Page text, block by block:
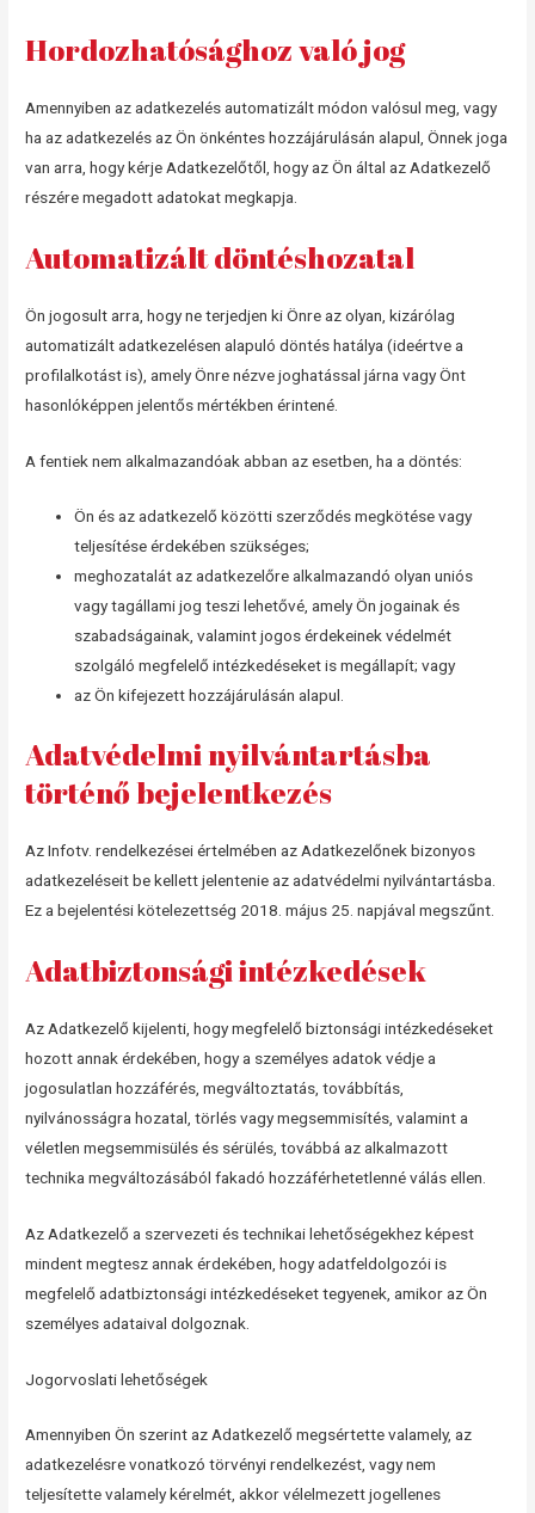
Hordozhatósághoz való jog
Amennyiben az adatkezelés automatizált módon valósul meg, vagy
ha az adatkezelés az Ön önkéntes hozzájárulásán alapul, Önnek joga
van arra, hogy kérje Adatkezelőtől, hogy az Ön által az Adatkezelő
részére megadott adatokat megkapja.
Automatizált döntéshozatal
Ön jogosult arra, hogy ne terjedjen ki Önre az olyan, kizárólag
automatizált adatkezelésen alapuló döntés hatálya (ideértve a
profilalkotást is), amely Önre nézve joghatással járna vagy Önt
hasonlóképpen jelentős mértékben érintené.
A fentiek nem alkalmazandóak abban az esetben, ha a döntés:
Ön és az adatkezelő közötti szerződés megkötése vagy
teljesítése érdekében szükséges;
meghozatalát az adatkezelőre alkalmazandó olyan uniós
vagy tagállami jog teszi lehetővé, amely Ön jogainak és
szabadságainak, valamint jogos érdekeinek védelmét
szolgáló megfelelő intézkedéseket is megállapít; vagy
az Ön kifejezett hozzájárulásán alapul.
Adatvédelmi nyilvántartásba
történő bejelentkezés
Az Infotv. rendelkezései értelmében az Adatkezelőnek bizonyos
adatkezeléseit be kellett jelentenie az adatvédelmi nyilvántartásba.
Ez a bejelentési kötelezettség 2018. május 25. napjával megszűnt.
Adatbiztonsági intézkedések
Az Adatkezelő kijelenti, hogy megfelelő biztonsági intézkedéseket
hozott annak érdekében, hogy a személyes adatok védje a
jogosulatlan hozzáférés, megváltoztatás, továbbítás,
nyilvánosságra hozatal, törlés vagy megsemmisítés, valamint a
véletlen megsemmisülés és sérülés, továbbá az alkalmazott
technika megváltozásából fakadó hozzáférhetetlenné válás ellen.
Az Adatkezelő a szervezeti és technikai lehetőségekhez képest
mindent megtesz annak érdekében, hogy adatfeldolgozói is
megfelelő adatbiztonsági intézkedéseket tegyenek, amikor az Ön
személyes adataival dolgoznak.
Jogorvoslati lehetőségek
Amennyiben Ön szerint az Adatkezelő megsértette valamely, az
adatkezelésre vonatkozó törvényi rendelkezést, vagy nem
teljesítette valamely kérelmét, akkor vélelmezett jogellenes